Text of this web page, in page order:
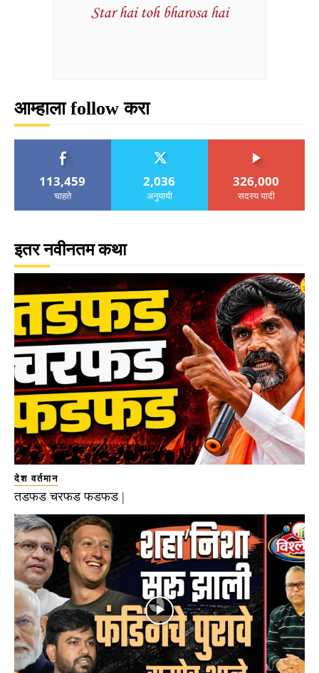
आम्हाला follow करा
113,459
चाहते
2,036
अनुयायी
326,000
सदस्य यादी
इतर नवीनतम कथा
देश वर्तमान
तडफड चरफड फडफड |